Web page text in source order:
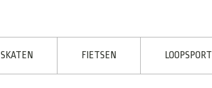
SKATEN FIETSEN LOOPSPORT